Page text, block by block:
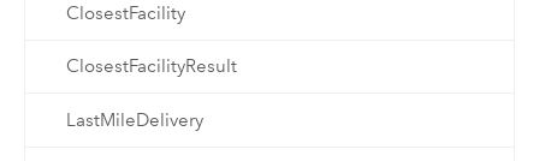
ClosestFacility
ClosestFacilityResult
LastMileDelivery